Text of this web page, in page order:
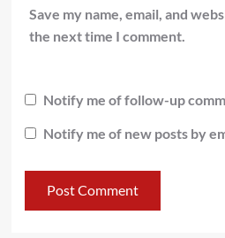
Save my name, email, and
the next time I comment.
Notify me of follow-up
Notify me of new posts by